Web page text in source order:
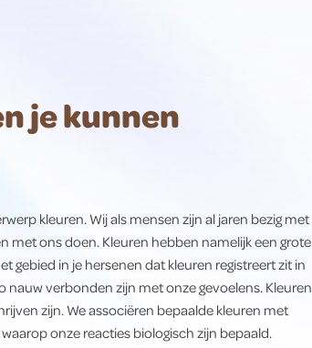
je kunnen
kleuren. Wij als mensen zijn al jaren bezig met
met ons doen. Kleuren hebben namelijk een grote
gebied in je hersenen dat kleuren registreert zit in
nauw verbonden zijn met onze gevoelens. Kleuren
zijn. We associëren bepaalde kleuren met
onze reacties biologisch zijn bepaald.